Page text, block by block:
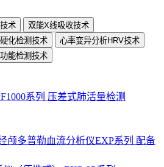
术
双能X线吸收技术
化检测技术
心率变异分析HRV技术
能检测技术